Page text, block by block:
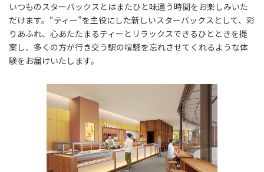
いつものスターバックスとはまたひと味違う時間をお楽しみいた
だけます。“ティー”を主役にした新しいスターバックスとして、彩
りあふれ、心あたたまるティーとリラックスできるひとときを提
案し、多くの方が行き交う駅の喧騒を忘れさせてくれるような体
験をお届けいたします。